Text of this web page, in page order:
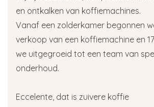
en ontkalken van koffiemachines.
Vanaf een zolderkamer begonnen
verkoop van een koffiemachine en
we uitgegroeid tot een team van
onderhoud.
Eccelente, dat is zuivere koffie